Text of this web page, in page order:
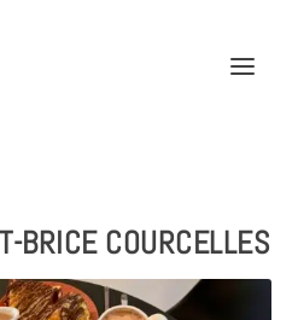
BRICE COURCELLES